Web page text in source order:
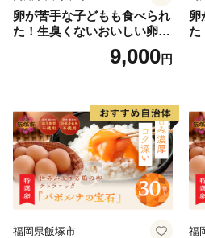
卵が苦手な子どもも食べられ
た！生臭くないおいしい卵を
味わう卵かけご飯ミニセット
(卵6個×2P、お米2合×1P、醤
9,000円
卵
た
福岡県飯塚市 福